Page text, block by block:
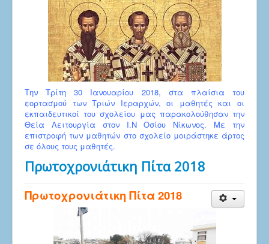
Την Τρίτη 30 Ιανουαρίου 2018, στα πλαίσια του
εορτασμού των Τριών Ιεραρχών, οι μαθητές και οι
εκπαιδευτικοί του σχολείου μας παρακολούθησαν την
Θεία Λειτουργία στον Ι.Ν Οσίου Νίκωνος. Με την
επιστροφή των μαθητών στο σχολείο μοιράστηκε άρτος
σε όλους τους μαθητές.
Πρωτοχρονιάτικη Πίτα 2018
Πρωτοχρονιάτικη Πίτα 2018